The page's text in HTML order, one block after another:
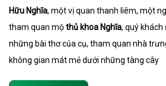
Hữu Nghĩa, một vị quan thanh liêm, một
tham quan mộthủ khoa Nghĩa, quý
những bài thơ của cụ, tham quan nhà
không gian mát mẻ dưới những tàng cây